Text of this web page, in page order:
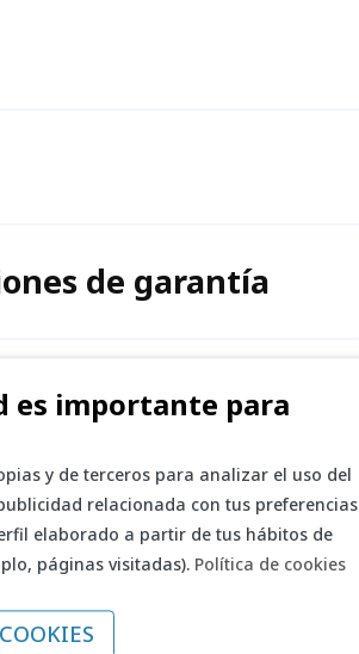
de garantía
dudas?
es importante para
y de terceros para analizar el uso del
relacionada con tus preferencias
elaborado a partir de tus hábitos de
páginas visitadas). Política de cookies